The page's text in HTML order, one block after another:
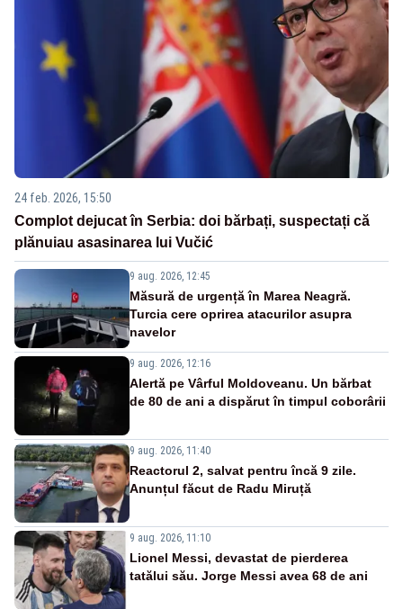
24 feb. 2026, 15:50
Complot dejucat în Serbia: doi bărbați, suspectați că
plănuiau asasinarea lui Vučić
9 aug. 2026, 12:45
Măsură de urgență în Marea Neagră.
Turcia cere oprirea atacurilor asupra
navelor
9 aug. 2026, 12:16
Alertă pe Vârful Moldoveanu. Un bărbat
de 80 de ani a dispărut în timpul coborârii
9 aug. 2026, 11:40
Reactorul 2, salvat pentru încă 9 zile.
Anunțul făcut de Radu Miruță
9 aug. 2026, 11:10
Lionel Messi, devastat de pierderea
tatălui său. Jorge Messi avea 68 de ani